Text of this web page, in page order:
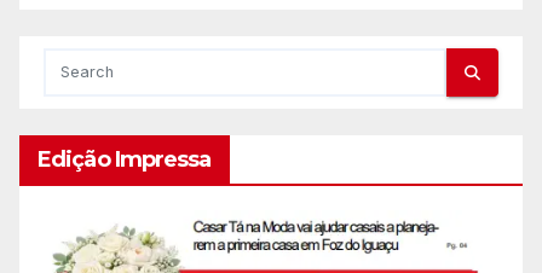
Edição Impressa